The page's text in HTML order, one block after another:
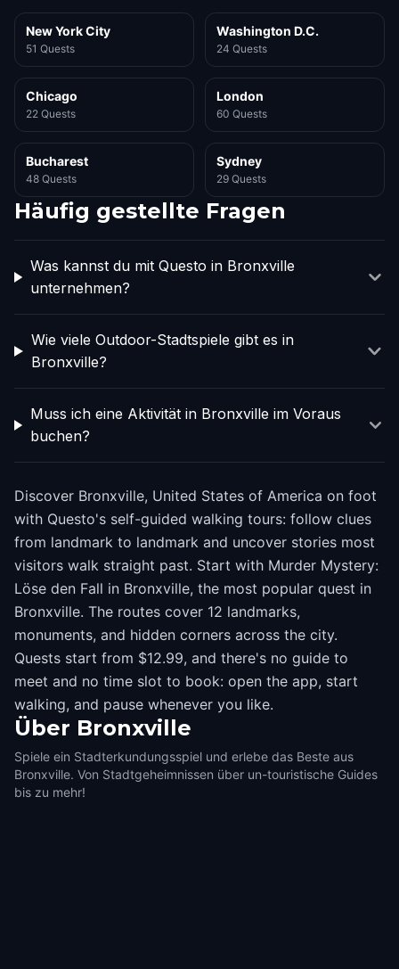
New York City
51 Quests
Washington D.C.
24 Quests
Chicago
22 Quests
London
60 Quests
Bucharest
48 Quests
Sydney
29 Quests
Häufig gestellte Fragen
Was kannst du mit Questo in Bronxville
unternehmen?
Wie viele Outdoor-Stadtspiele gibt es in
Bronxville?
Muss ich eine Aktivität in Bronxville im Voraus
buchen?
Discover Bronxville, United States of America on foot
with Questo's self-guided walking tours: follow clues
from landmark to landmark and uncover stories most
visitors walk straight past. Start with Murder Mystery:
Löse den Fall in Bronxville, the most popular quest in
Bronxville. The routes cover 12 landmarks,
monuments, and hidden corners across the city.
Quests start from $12.99, and there's no guide to
meet and no time slot to book: open the app, start
walking, and pause whenever you like.
Über Bronxville
Spiele ein Stadterkundungsspiel und erlebe das Beste aus
Bronxville. Von Stadtgeheimnissen über un-touristische Guides
bis zu mehr!